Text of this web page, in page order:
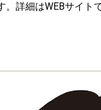
。詳細はWEBサイト